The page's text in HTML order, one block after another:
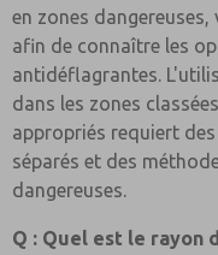
en zones
afin de connaître les
antidéflagrantes.
dans les zones
appropriés requiert
séparés et des
dangereuses.
Q : Quel est le rayon